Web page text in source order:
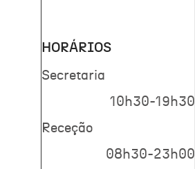
HORÁRIOS
Secretaria
10h30-19h30
Receção
08h30-23h00